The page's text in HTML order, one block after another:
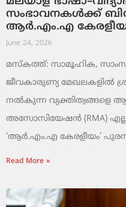
സംഭാവനകൾക്ക്
ആർ.എം.എ
June 24, 2026
മസ്കത്ത്: സാമൂഹിക,
ജീവകാരുണ്യ മേഖലകളിൽ
നൽകുന്ന വ്യക്തിത്വങ്ങളെ
അസോസിയേഷൻ (RMA)
‘ആർ.എം.എ കേരളീയം’
Read More »